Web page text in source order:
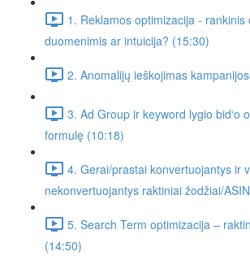
1. Reklamos optimizacija - rankinis
duomenimis ar intuicija? (15:30)
2. Anomalijų ieškojimas
3. Ad Group ir keyword lygio bid‘o
formulę (10:18)
4. Gerai/prastai konvertuojantys ir
nekonvertuojantys raktiniai žodžiai/
5. Search Term optimizacija –
(14:50)